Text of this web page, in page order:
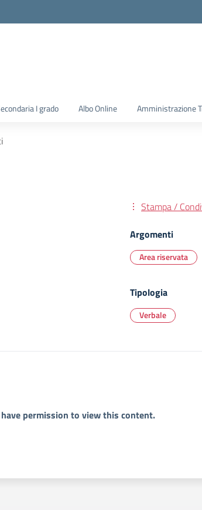
I grado Albo Online Amministrazione
Stampa /
Argomenti
Area riservata
Tipologia
Verbale
permission to view this content.